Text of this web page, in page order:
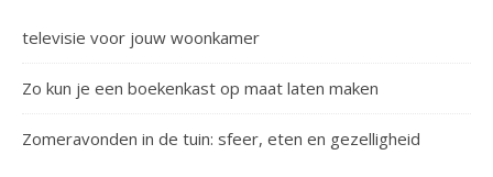
televisie voor jouw woonkamer
Zo kun je een boekenkast op maat laten maken
Zomeravonden in de tuin: sfeer, eten en gezelligheid